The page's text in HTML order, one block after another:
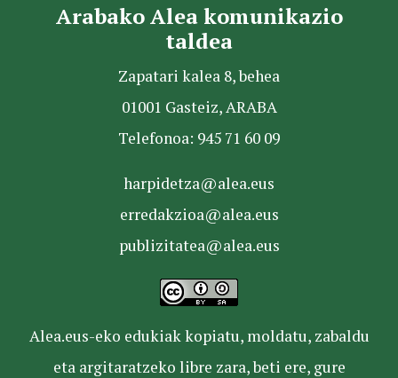
Arabako Alea komunikazio
taldea
Zapatari kalea 8, behea
01001 Gasteiz, ARABA
Telefonoa: 945 71 60 09
harpidetza@alea.eus
erredakzioa@alea.eus
publizitatea@alea.eus
Alea.eus-eko edukiak kopiatu, moldatu, zabaldu
eta argitaratzeko libre zara, beti ere, gure